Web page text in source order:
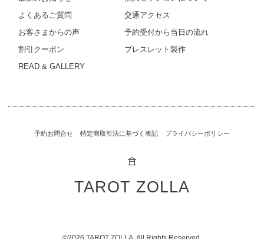
よくあるご質問
お客さまからの声
割引クーポン
READ & GALLERY
交通アクセス
予約受付から当日の流れ
ブレスレット製作
予約お問合せ 特定商取引法に基づく表記 プライバシーポリシー
𖠿
TAROT ZOLLA